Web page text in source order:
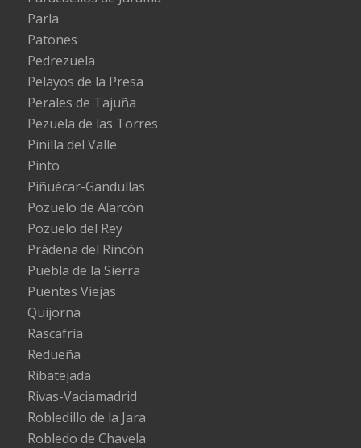
Parla
Patones
Pedrezuela
Pelayos de la Presa
Perales de Tajuña
Pezuela de las Torres
Pinilla del Valle
Pinto
Piñuécar-Gandullas
Pozuelo de Alarcón
Pozuelo del Rey
Prádena del Rincón
Puebla de la Sierra
Puentes Viejas
Quijorna
Rascafría
Redueña
Ribatejada
Rivas-Vaciamadrid
Robledillo de la Jara
Robledo de Chavela